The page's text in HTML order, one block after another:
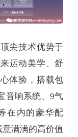
尖技术优势于
运动美学、舒
体验，搭载包
音响系统、9气
在内的豪华配
满满的高价值